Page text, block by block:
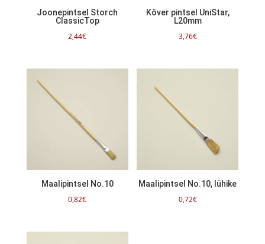
Joonepintsel Storch
ClassicTop
2,44€
Kõver pintsel UniStar,
L20mm
3,76€
Maalipintsel No.10
0,82€
Maalipintsel No.10, lühike
0,72€